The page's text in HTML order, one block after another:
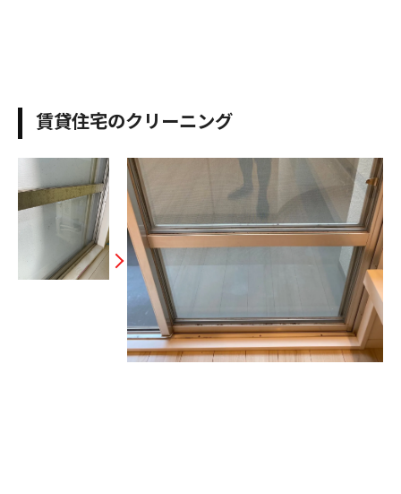
賃貸住宅のクリーニング